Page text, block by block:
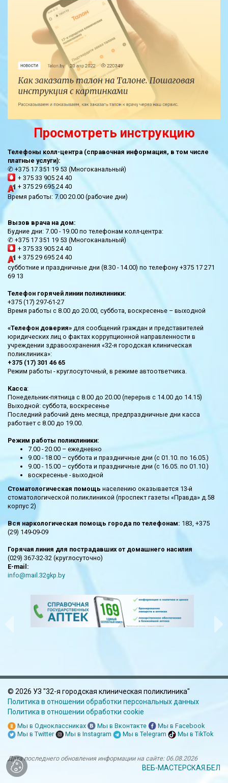
Просмотреть инструкцию
Телефоны колл-центра (справочная информация, в том числе
платные услуги):
✆ +375 17 351 19 53 (Многоканальный)
+ 375 33 905 24 40
+ 375 29 695 24 40
Время работы: 7.00 20.00 (рабочие дни)
Вызов врача на дом:
Будние дни: 7.00 - 19.00 по телефонам колл-центра:
✆ +375 17 351 19 53 (Многоканальный)
+ 375 33 905 24 40
+ 375 29 695 24 40
субботние и праздничные дни (8.30 - 14.00) по телефону +375 17 271
69 13
Телефон горячей линии поликлиники:
+375 (17) 297-61-27
Время работы с 8.00 до 20.00, суббота, воскресенье – выходной
«Телефон доверия» для сообщений граждан и представителей
юридических лиц о фактах коррупционной направленности в
учреждении здравоохранения «32-я городская клиническая
поликлиника»:
+375 (17) 301 46 65
Режим работы - круглосуточный, в режиме автоответчика.
Касса:
Понедельник-пятница с 8.00 до 20.00 (перерыв с 14.00 до 14.15)
Выходной: суббота, воскресенье
Последний рабочий день месяца, предпраздничные дни касса
работает с 8.00 до 19.00.
Режим работы поликлиники:
7.00 - 20.00 – ежедневно
9.00 - 18.00 – суббота и праздничные дни (с 01.10. по 16.05.)
9.00 - 15.00 – суббота и праздничные дни (с 16.05. по 01.10.)
воскресенье - выходной
Стоматологическая помощь населению оказывается 13-й
стоматологической поликлиникой (проспект газеты «Правда» д.58
корпус 2)
Вся наркологическая помощь города по телефонам: 183, +375
(29) 149-09-09
Горячая линия для пострадавших от домашнего насилия
(029) 367-32-32 (круглосуточно)
E-mail:
info@mail.32gkp.by
© 2026 УЗ "32-я городская клиническая поликлиника"
Политика в отношении обработки персональных данных
Политика в отношении обработки cookie
Мы в Одноклассниках Мы в Вконтакте
Мы в Facebook
Мы в Twitter
Мы в Instagram Мы в Telegram Мы в TikTok
Дата последнего обновления информации на сайте: 06.08.2026
ВЕБ-МАСТЕРСКАЯ.БЕЛ